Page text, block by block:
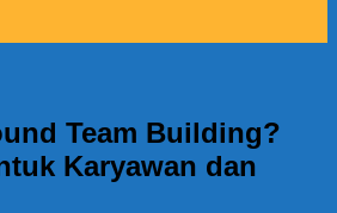
Team Building?
Karyawan dan